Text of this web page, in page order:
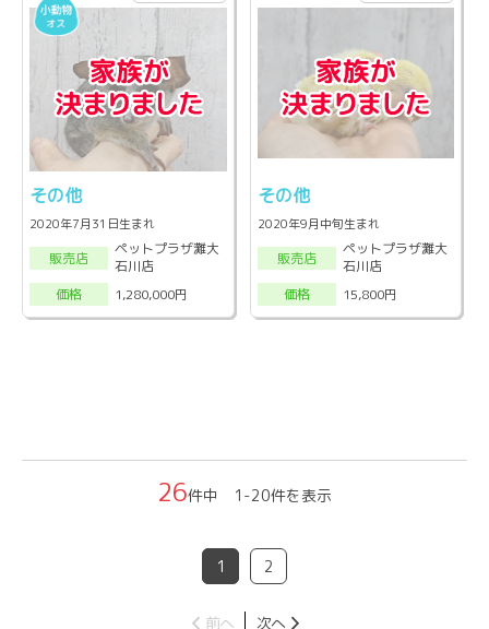
その他
2020年7月31日生まれ
販売店
ペットプラザ灘大
石川店
価格
1,280,000円
その他
2020年9月中旬生まれ
販売店
ペットプラザ灘大
石川店
価格
15,800円
26件中 1-20件を表示
1 2
前へ 次へ